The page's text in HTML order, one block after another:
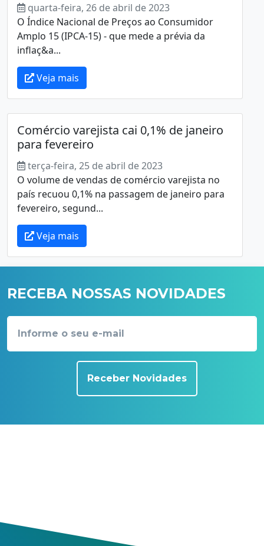
quarta-feira, 26 de abril de 2023
O Índice Nacional de Preços ao Consumidor
Amplo 15 (IPCA-15) - que mede a prévia da
inflaç&a...
Veja mais
Comércio varejista cai 0,1% de janeiro
para fevereiro
terça-feira, 25 de abril de 2023
O volume de vendas de comércio varejista no
país recuou 0,1% na passagem de janeiro para
fevereiro, segund...
Veja mais
RECEBA NOSSAS NOVIDADES
Receber Novidades